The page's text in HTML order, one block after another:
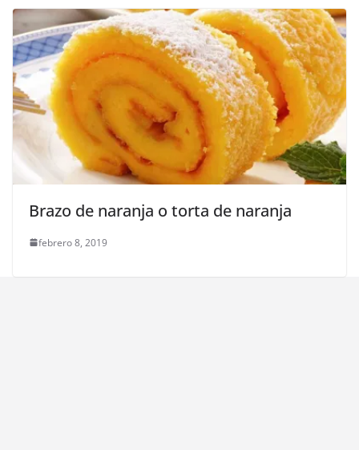
Brazo de naranja o torta de naranja
febrero 8, 2019